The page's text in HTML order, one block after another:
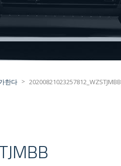
한다 > 20200821023257812_WZSTJMBB